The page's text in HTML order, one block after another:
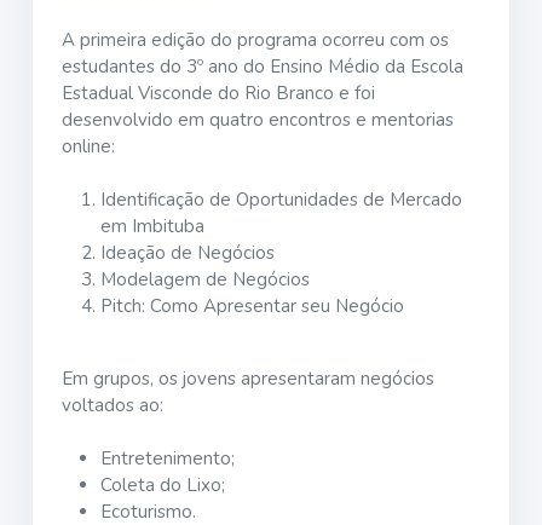
A primeira edição do programa ocorreu com os
estudantes do 3º ano do Ensino Médio da Escola
Estadual Visconde do Rio Branco e foi
desenvolvido em quatro encontros e mentorias
online:
Identificação de Oportunidades de Mercado
em Imbituba
Ideação de Negócios
Modelagem de Negócios
Pitch: Como Apresentar seu Negócio
Em grupos, os jovens apresentaram negócios
voltados ao:
Entretenimento;
Coleta do Lixo;
Ecoturismo.